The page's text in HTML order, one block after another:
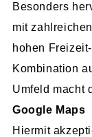
Besonders
mit
hohen
Kombination
Umfeld macht
Google Maps
Hiermit